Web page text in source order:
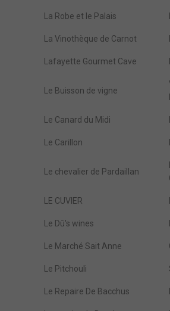
La Robe et le Palais
La Vinothèque de Carnot
Lafayette Gourmet Cave
Le Buisson de vigne
Le Canard du Midi
Le Carillon
Le chevalier de Pardaillan
LE CUVIER
Le Dû's wines
Le Marché Sait Anne
Le Pitchouli
Le Repaire De Bacchus